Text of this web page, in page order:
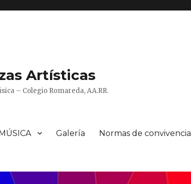
Artísticas
– Colegio Romareda, AA.RR.
Galería Normas de convivencia